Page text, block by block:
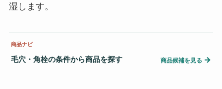
湿します。
商品ナビ
毛穴・角栓の条件から商品を探す 商品候補を見る →